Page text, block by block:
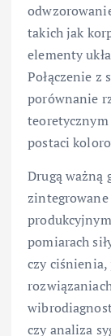
takich jak
elementy
Połączenie z
porównanie
teoretycznym
postaci
Drugą ważną
zintegrowane
pomiarach
czy ciśnienia,
czy analiza